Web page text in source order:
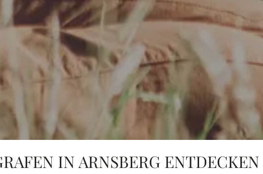
IN ARNSBERG ENTDECKEN